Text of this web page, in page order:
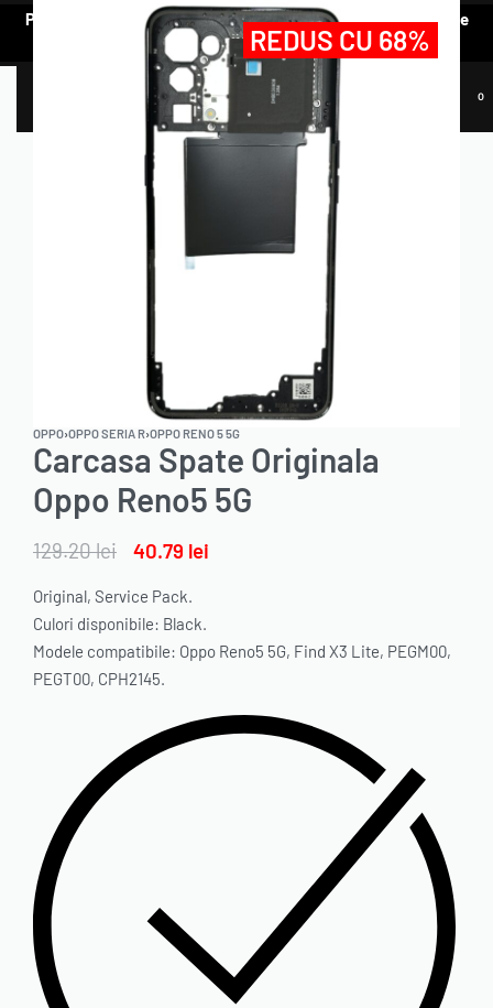
Pentru a vedea oferta de prețuri preferențiale, e nevoie să te
AUTENTIFICI.
0
REDUS CU 68%
OPPO›OPPO SERIA R›OPPO RENO 5 5G
Carcasa Spate Originala
Oppo Reno5 5G
129.20lei 40.79 lei
Original, Service Pack.
Culori disponibile: Black.
Modele compatibile: Oppo Reno5 5G, Find X3 Lite, PEGM00,
PEGT00, CPH2145.